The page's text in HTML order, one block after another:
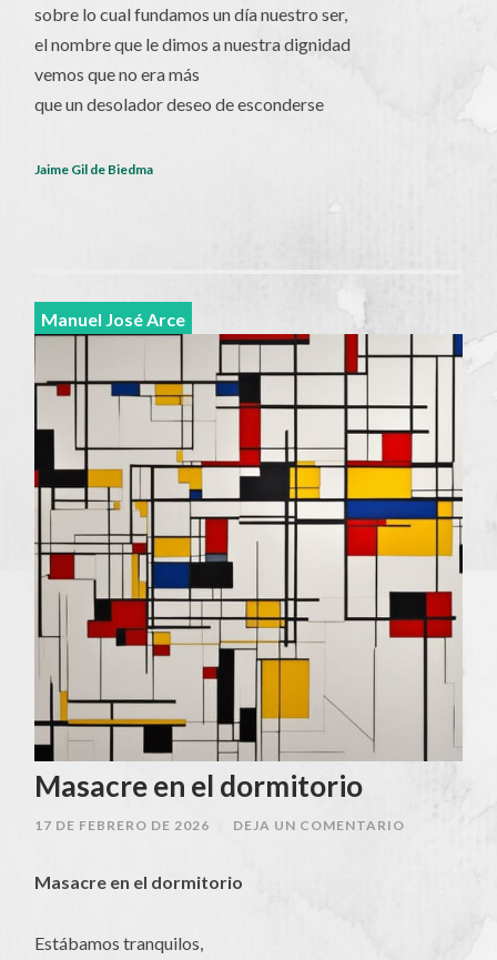
sobre lo cual fundamos un día nuestro ser,
el nombre que le dimos a nuestra dignidad
vemos que no era más
que un desolador deseo de esconderse
Jaime Gil de Biedma
Manuel José Arce
Masacre en el dormitorio
17 DE FEBRERO DE 2026 DEJA UN COMENTARIO
Masacre en el dormitorio
Estábamos tranquilos,